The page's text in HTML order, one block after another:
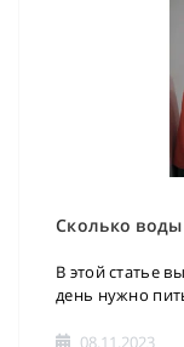
Сколько
В этой статье
день нужно
08.11.2023